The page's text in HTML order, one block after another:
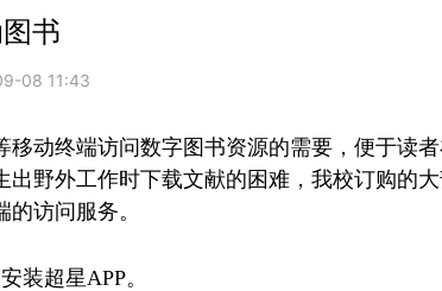
书
08 11:43
动终端访问数字图书资源的需要，便于读
野外工作时下载文献的困难，我校订购的
访问服务。
装超星APP。